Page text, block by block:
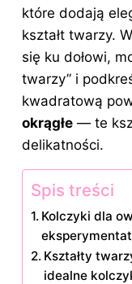
które dodają
kształt twarzy.
się ku dołowi,
twarzy” i
kwadratową
okrągłe — te
delikatności.
Spis treści
Kolczyki dla
Kształty
idealne